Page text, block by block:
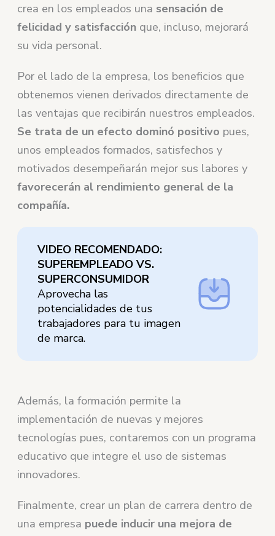
crea en los empleados una sensación de
felicidad y satisfacción que, incluso, mejorará
su vida personal.
Por el lado de la empresa, los beneficios que
obtenemos vienen derivados directamente de
las ventajas que recibirán nuestros empleados.
Se trata de un efecto dominó positivo pues,
unos empleados formados, satisfechos y
motivados desempeñarán mejor sus labores y
favorecerán al rendimiento general de la
compañía.
VIDEO RECOMENDADO:
SUPEREMPLEADO VS.
SUPERCONSUMIDOR
Aprovecha las
potencialidades de tus
trabajadores para tu imagen
de marca.
Además, la formación permite la
implementación de nuevas y mejores
tecnologías pues, contaremos con un programa
educativo que integre el uso de sistemas
innovadores.
Finalmente, crear un plan de carrera dentro de
una empresa puede inducir una mejora de